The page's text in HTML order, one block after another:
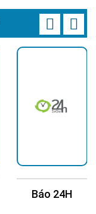
Báo 24H